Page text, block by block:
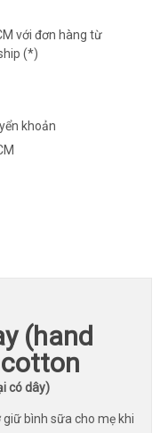
với đơn hàng từ
(*)
khoản
(hand
có dây)
bình sữa cho mẹ khi